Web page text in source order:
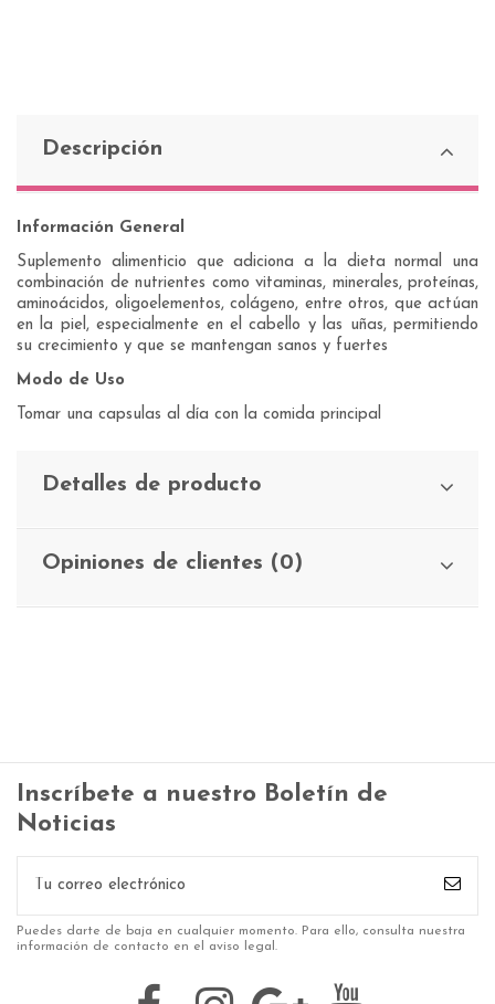
Descripción
Información General
Suplemento alimenticio que adiciona a la dieta normal una
combinación de nutrientes como vitaminas, minerales, proteínas,
aminoácidos, oligoelementos, colágeno, entre otros, que actúan
en la piel, especialmente en el cabello y las uñas, permitiendo
su crecimiento y que se mantengan sanos y fuertes
Modo de Uso
Tomar una capsulas al día con la comida principal
Detalles de producto
Opiniones de clientes (0)
Inscríbete a nuestro Boletín de
Noticias
Puedes darte de baja en cualquier momento. Para ello, consulta nuestra
información de contacto en el aviso legal.